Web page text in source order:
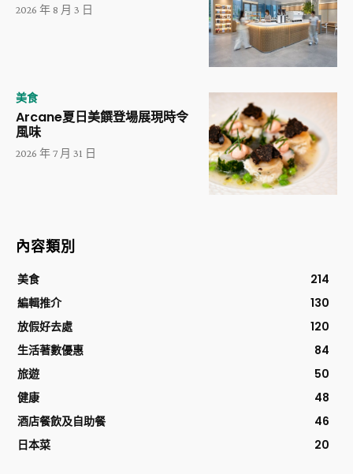
2026 年 8 月 3 日
美食
Arcane夏日美饌登場展現時令
風味
2026 年 7 月 31 日
內容類別
美食
214
編輯推介
130
放假好去處
120
生活著數優惠
84
旅遊
50
健康
48
酒店餐飲及自助餐
46
日本菜
20